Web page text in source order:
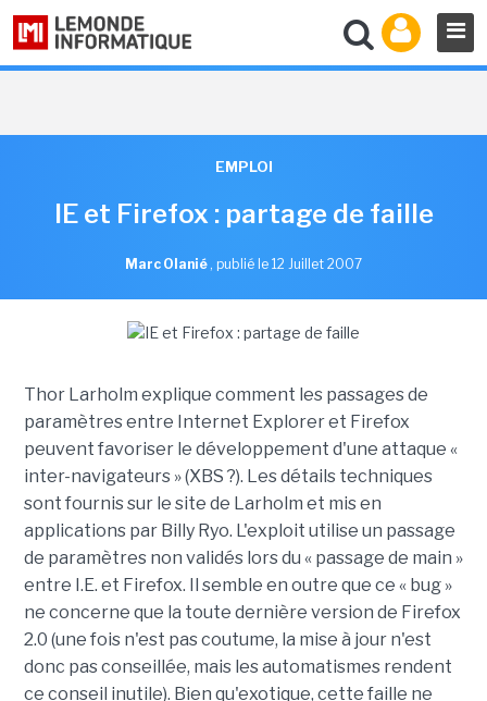
EMPLOI
IE et Firefox : partage de faille
Marc Olanié , publié le 12 Juillet 2007
Thor Larholm explique comment les passages de
paramètres entre Internet Explorer et Firefox
peuvent favoriser le développement d'une attaque «
inter-navigateurs » (XBS ?). Les détails techniques
sont fournis sur le site de Larholm et mis en
applications par Billy Ryo. L'exploit utilise un passage
de paramètres non validés lors du « passage de main »
entre I.E. et Firefox. Il semble en outre que ce « bug »
ne concerne que la toute dernière version de Firefox
2.0 (une fois n'est pas coutume, la mise à jour n'est
donc pas conseillée, mais les automatismes rendent
ce conseil inutile). Bien qu'exotique, cette faille ne